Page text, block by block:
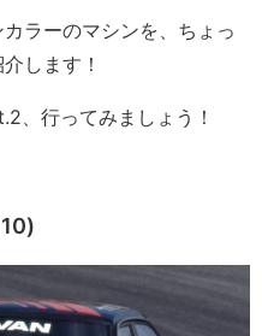
ラーのマシンを、ちょっ
します！
、行ってみましょう！